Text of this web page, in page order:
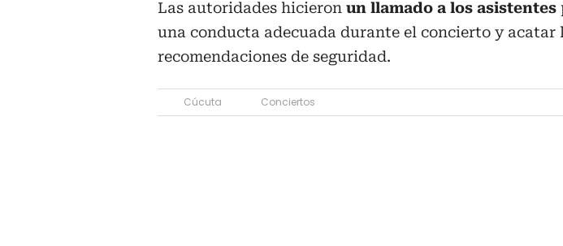
Las autoridades hicieron un llamado a los asistentes
una conducta adecuada durante el concierto y acatar
recomendaciones de seguridad.
Cúcuta Conciertos